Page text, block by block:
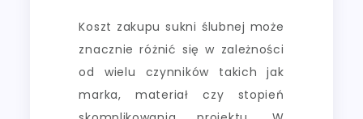
Koszt zakupu sukni ślubnej może
znacznie różnić się w zależności
od wielu czynników takich jak
marka, materiał czy stopień